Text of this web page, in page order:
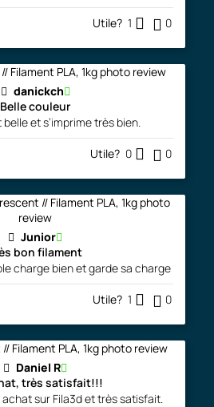
Utile? 1 0
danickch
Belle couleur
et s’imprime très bien.
Utile? 0 0
Junior
bon filament
charge bien et garde sa charge
Utile? 1 0
Daniel R
très satisfait!!!
sur Fila3d et très satisfait.